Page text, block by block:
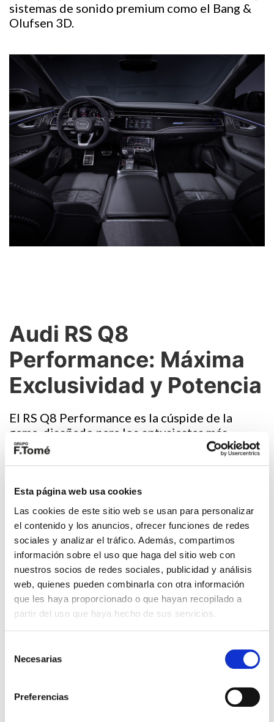
Esta página web usa cookies
Las cookies de este sitio web se usan para personalizar
el contenido y los anuncios, ofrecer funciones de redes
sociales y analizar el tráfico. Además, compartimos
información sobre el uso que haga del sitio web con
nuestros socios de redes sociales, publicidad y análisis
web, quienes pueden combinarla con otra información
que les haya proporcionado o que hayan recopilado a
partir del uso que haya hecho de sus servicios.
Necesarias
Preferencias
sistemas de sonido premium como el Bang &
Olufsen 3D.
Audi RS Q8
Performance: Máxima
Exclusividad y Potencia
El RS Q8 Performance es la cúspide de la
gama, diseñado para los entusiastas más
exigentes.
Diseño Diferenciado
Además de los elementos del RS Q8, el
modelo performance presenta acabados
exclusivos y colores personalizados. Los
detalles en fibra de carbono y las opciones de
diseño exterior refuerzan su exclusividad.